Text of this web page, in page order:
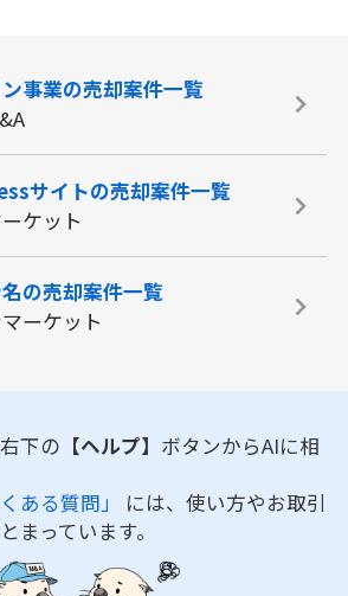
事業の売却案件一覧
サイトの売却案件一覧
ケット
の売却案件一覧
ーケット
下の 【ヘルプ】 ボタンからAIに相
ある質問」 には、使い方やお取引
まっています。